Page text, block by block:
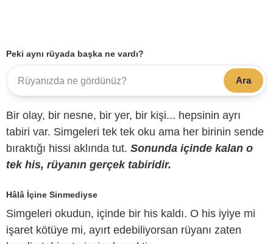
Peki aynı rüyada başka ne vardı?
Ara
Bir olay, bir nesne, bir yer, bir kişi... hepsinin ayrı
tabiri var. Simgeleri tek tek oku ama her birinin sende
bıraktığı hissi aklında tut. Sonunda içinde kalan o
tek his, rüyanın gerçek tabiridir.
Hâlâ İçine Sinmediyse
Simgeleri okudun, içinde bir his kaldı. O his iyiye mi
işaret kötüye mi, ayırt edebiliyorsan rüyanı zaten